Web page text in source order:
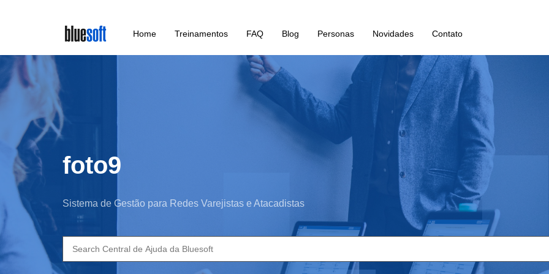
main
content
Home Treinamentos FAQ Blog Personas Novidades Contato
foto9
Sistema de Gestão para Redes Varejistas e Atacadistas
Search
for: